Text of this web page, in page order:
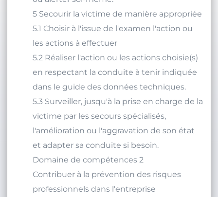
ou alerter soi-même.
5 Secourir la victime de manière appropriée
5.1 Choisir à l'issue de l'examen l'action ou
les actions à effectuer
5.2 Réaliser l'action ou les actions choisie(s)
en respectant la conduite à tenir indiquée
dans le guide des données techniques.
5.3 Surveiller, jusqu'à la prise en charge de la
victime par les secours spécialisés,
l'amélioration ou l'aggravation de son état
et adapter sa conduite si besoin.
Domaine de compétences 2
Contribuer à la prévention des risques